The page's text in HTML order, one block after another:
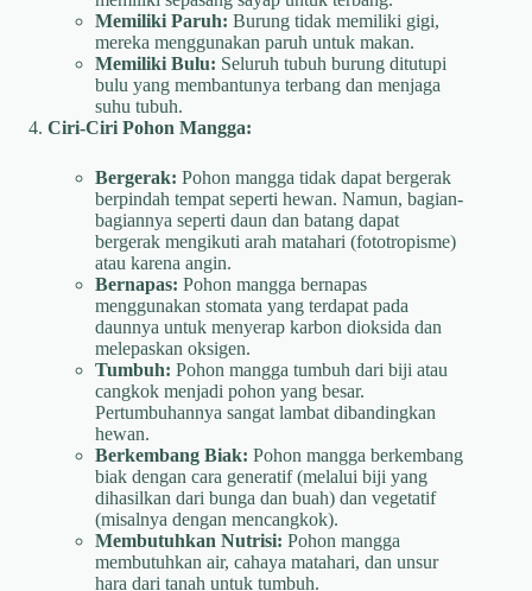
Memiliki Paruh: Burung tidak memiliki gigi,
mereka menggunakan paruh untuk makan.
Memiliki Bulu: Seluruh tubuh burung ditutupi
bulu yang membantunya terbang dan menjaga
suhu tubuh.
Ciri-Ciri Pohon Mangga:
Bergerak: Pohon mangga tidak dapat bergerak
berpindah tempat seperti hewan. Namun, bagian-
bagiannya seperti daun dan batang dapat
bergerak mengikuti arah matahari (fototropisme)
atau karena angin.
Bernapas: Pohon mangga bernapas
menggunakan stomata yang terdapat pada
daunnya untuk menyerap karbon dioksida dan
melepaskan oksigen.
Tumbuh: Pohon mangga tumbuh dari biji atau
cangkok menjadi pohon yang besar.
Pertumbuhannya sangat lambat dibandingkan
hewan.
Berkembang Biak: Pohon mangga berkembang
biak dengan cara generatif (melalui biji yang
dihasilkan dari bunga dan buah) dan vegetatif
(misalnya dengan mencangkok).
Membutuhkan Nutrisi: Pohon mangga
membutuhkan air, cahaya matahari, dan unsur
hara dari tanah untuk tumbuh.